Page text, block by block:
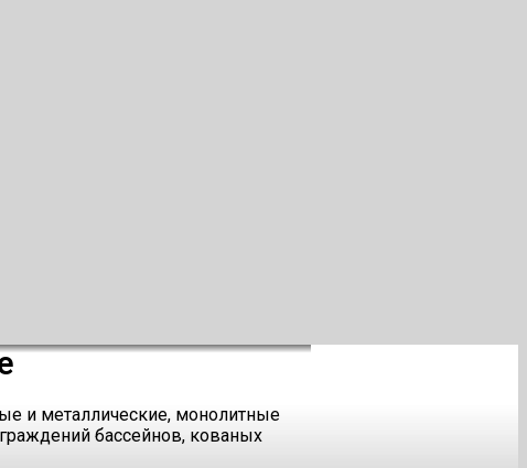
и металлические, монолитные
бассейнов, кованых